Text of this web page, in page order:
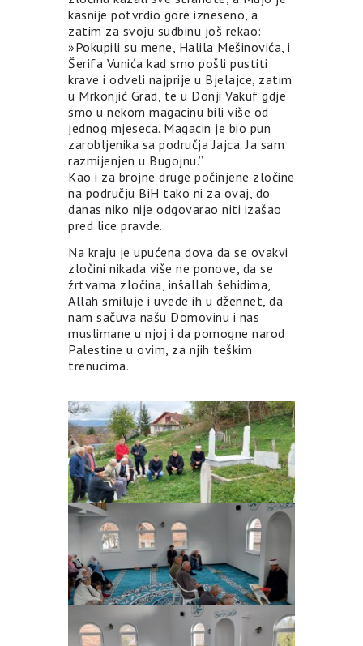
kasnije potvrdio gore izneseno, a
zatim za svoju sudbinu još rekao:
»Pokupili su mene, Halila Mešinovića, i
Šerifa Vunića kad smo pošli pustiti
krave i odveli najprije u Bjelajce, zatim
u Mrkonjić Grad, te u Donji Vakuf gdje
smo u nekom magacinu bili više od
jednog mjeseca. Magacin je bio pun
zarobljenika sa područja Jajca. Ja sam
razmijenjen u Bugojnu.”
Kao i za brojne druge počinjene zločine
na području BiH tako ni za ovaj, do
danas niko nije odgovarao niti izašao
pred lice pravde.
Na kraju je upućena dova da se ovakvi
zločini nikada više ne ponove, da se
žrtvama zločina, inšallah šehidima,
Allah smiluje i uvede ih u džennet, da
nam sačuva našu Domovinu i nas
muslimane u njoj i da pomogne narod
Palestine u ovim, za njih teškim
trenucima.